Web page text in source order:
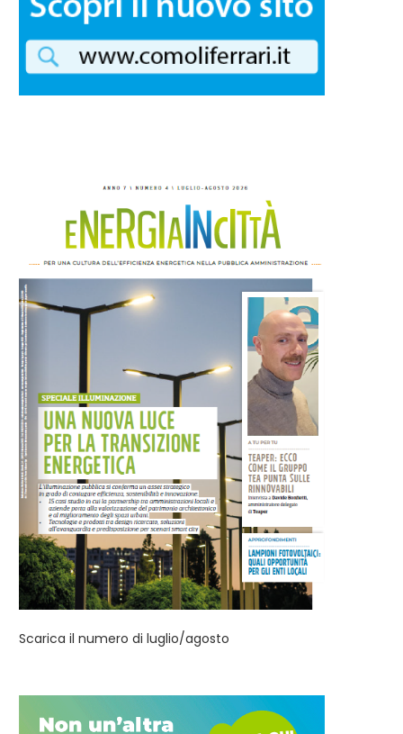
Bergamo: entro l’estate si
conclude la riqualificazione
energetica...
Energia in Città:
numero di luglio/
Scarica il numero di luglio/agosto